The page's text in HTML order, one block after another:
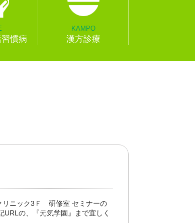
慣病
KAMPO
漢方診療
リニック3Ｆ 研修室 セミナーの
の、『元気学園』まで宜しく